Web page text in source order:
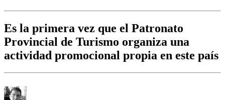
Es la primera vez que el Patronato
Provincial de Turismo organiza una
actividad promocional propia en este país